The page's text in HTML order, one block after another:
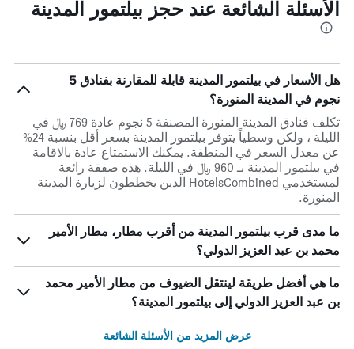
الأسئلة الشائعة عند حجز بيلتمور المدينة
هل الأسعار في بيلتمور المدينة قابلة للمقارنة بفنادق 5
نجوم في المدينة المنورة؟
تكلف فنادق المدينة المنورة المصنفة 5 نجوم عادة 769 ﷼ في
الليلة ، ولكن وسطياً يتوفر بيلتمور المدينة بسعر أقل بنسبة 24%
عن معدل السعر في المنطقة. يمكنك الاستمتاع عادة بالاقامة
في بيلتمور المدينة بـ 960 ﷼ في الليلة. هذه صفقة رائعة
لمستخدمي HotelsCombined الذين يخططون لزيارة المدينة
المنورة.
ما مدى قرب بيلتمور المدينة من أقرب مطار، مطار الأمير
محمد بن عبد العزيز الدولي؟
ما هي أفضل طريقة لينتقل الضيوف من مطار الأمير محمد
بن عبد العزيز الدولي إلى بيلتمور المدينة؟
عرض المزيد من الأسئلة الشائعة